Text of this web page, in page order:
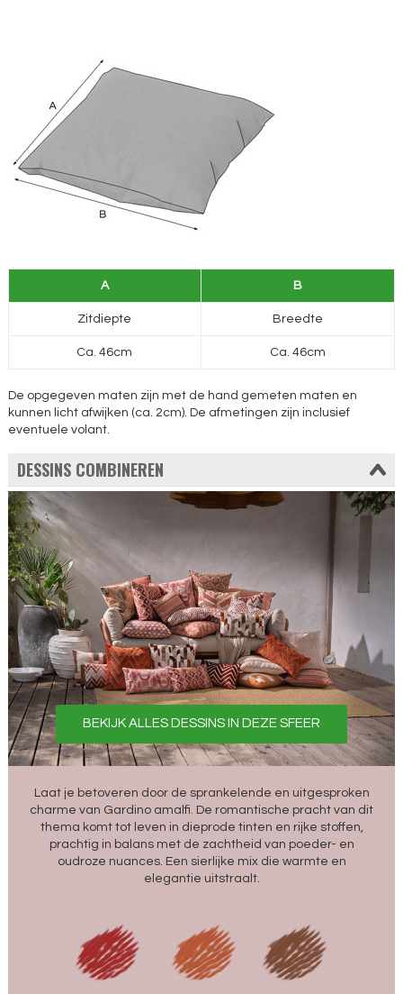
A B
Zitdiepte Breedte
Ca. 46cm Ca. 46cm
De opgegeven maten zijn met de hand gemeten maten en
kunnen licht afwijken (ca. 2cm). De afmetingen zijn inclusief
eventuele volant.
DESSINS COMBINEREN
BEKIJK ALLES DESSINS IN DEZE SFEER
Laat je betoveren door de sprankelende en uitgesproken
charme van Gardino amalfi. De romantische pracht van dit
thema komt tot leven in dieprode tinten en rijke stoffen,
prachtig in balans met de zachtheid van poeder- en
oudroze nuances. Een sierlijke mix die warmte en
elegantie uitstraalt.